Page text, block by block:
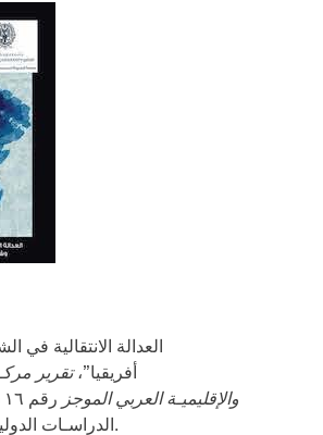
أفريقيا”،تقرير
والإقليميـة العربي الموجز
الدراسـات الدوليـة والإقليميـة، ٢٠١٨).